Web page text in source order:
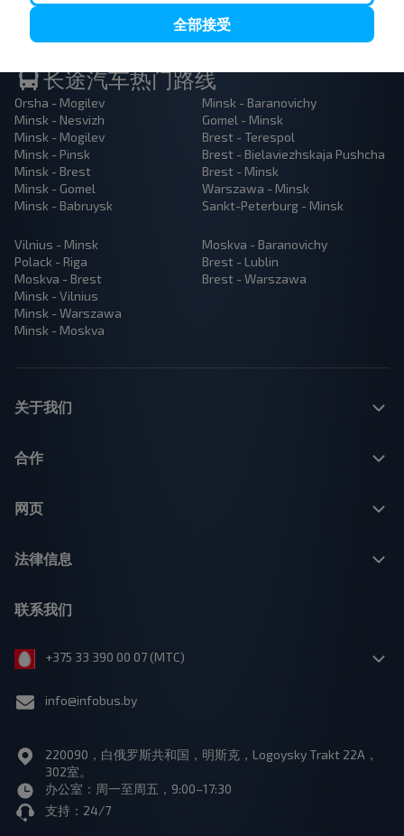
长途汽车热门路线
Orsha - Mogilev
Minsk - Nesvizh
Minsk - Mogilev
Minsk - Pinsk
Minsk - Brest
Minsk - Gomel
Minsk - Babruysk
Minsk - Baranovichy
Gomel - Minsk
Brest - Terespol
Brest - Bielaviezhskaja Pushcha
Brest - Minsk
Warszawa - Minsk
Sankt-Peterburg - Minsk
Vilnius - Minsk
Polack - Riga
Moskva - Brest
Minsk - Vilnius
Minsk - Warszawa
Minsk - Moskva
Moskva - Baranovichy
Brest - Lublin
Brest - Warszawa
关于我们
合作
网页
法律信息
联系我们
+375 33 390 00 07 (МТС)
info@infobus.by
220090，白俄罗斯共和国，明斯克，Logoysky Trakt 22A，
302室。
办公室：周一至周五，9:00–17:30
支持：24/7
全部接受